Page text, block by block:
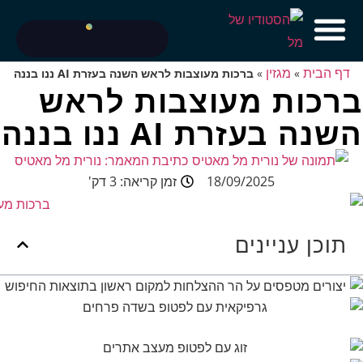
דף הבית » מגזין »ברכות מעוצבות לראש השנה בעזרת AI ננו בננה
ברכות מעוצבות לראש
השנה בעזרת AI ננו בננה
כתיבת המאמר: נורית מל מאטיס
18/09/2025
זמן קריאה: 3 דק'
תוכן עניינים